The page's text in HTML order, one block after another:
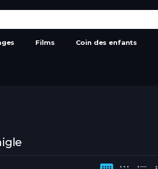
Films Coin des enfants